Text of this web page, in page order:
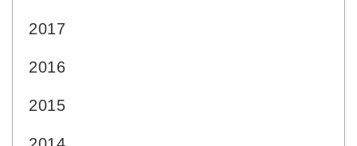
2017
2016
2015